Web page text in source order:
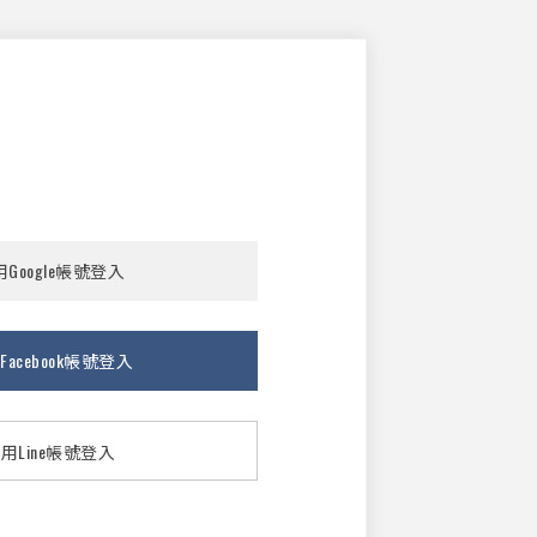
Google帳號登入
帳號登入
Line帳號登入